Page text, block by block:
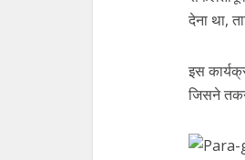
देना था,
इस
जिसने